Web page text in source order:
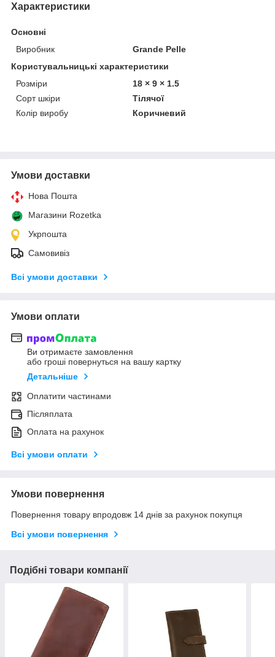
Характеристики
Основні
Виробник
Grande Pelle
Користувальницькі характеристики
Розміри
18 × 9 × 1.5
Сорт шкіри
Тілячої
Колір виробу
Коричневий
Умови доставки
Нова Пошта
Магазини Rozetka
Укрпошта
Самовивіз
Всі умови доставки
Умови оплати
Ви отримаєте замовлення
або гроші повернуться на вашу картку
Детальніше
Оплатити частинами
Післяплата
Оплата на рахунок
Всі умови оплати
Умови повернення
Повернення товару впродовж 14 днів за рахунок покупця
Всі умови повернення
Подібні товари компанії